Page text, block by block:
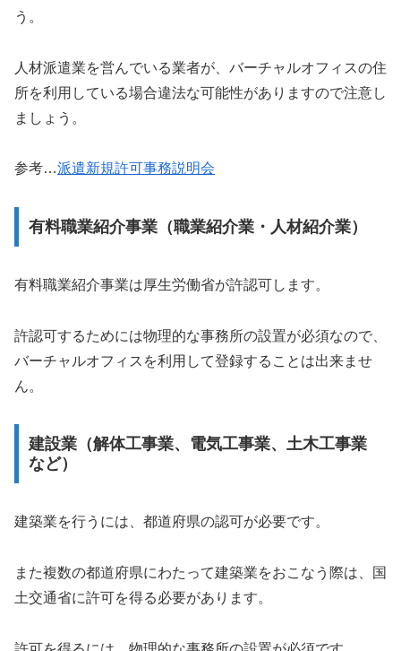
う。
人材派遣業を営んでいる業者が、バーチャルオフィスの住
所を利用している場合違法な可能性がありますので注意し
ましょう。
参考…派遣新規許可事務説明会
有料職業紹介事業（職業紹介業・人材紹介業）
有料職業紹介事業は厚生労働省が許認可します。
許認可するためには物理的な事務所の設置が必須なので、
バーチャルオフィスを利用して登録することは出来ませ
ん。
建設業（解体工事業、電気工事業、土木工事業
など）
建築業を行うには、都道府県の認可が必要です。
また複数の都道府県にわたって建築業をおこなう際は、国
土交通省に許可を得る必要があります。